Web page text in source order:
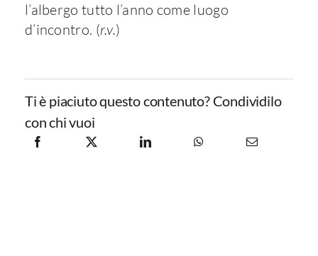
l’albergo tutto l’anno come luogo
d’incontro. (r.v.)
Ti è piaciuto questo contenuto? Condividilo
con chi vuoi